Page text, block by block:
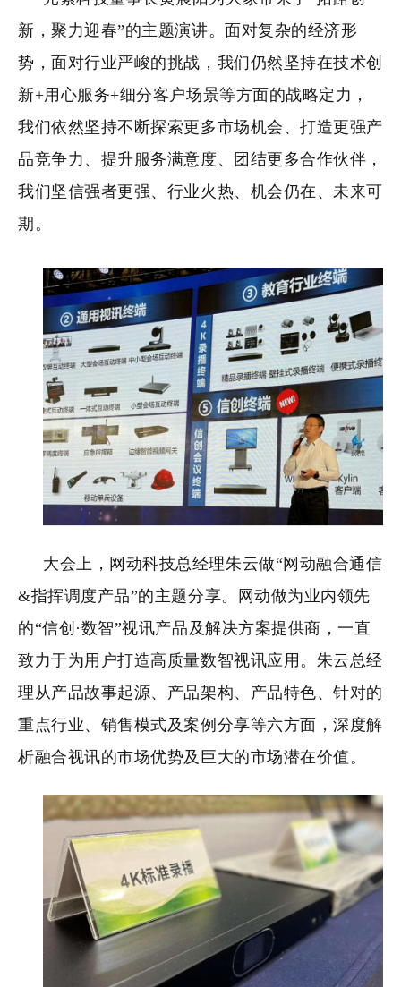
新，聚力迎春”的主题演讲。面对复杂的经济形
势，面对行业严峻的挑战，我们仍然坚持在技术创
新+用心服务+细分客户场景等方面的战略定力，
我们依然坚持不断探索更多市场机会、打造更强产
品竞争力、提升服务满意度、团结更多合作伙伴，
我们坚信强者更强、行业火热、机会仍在、未来可
期。
大会上，网动科技总经理朱云做“网动融合通信
&指挥调度产品”的主题分享。网动做为业内领先
的“信创·数智”视讯产品及解决方案提供商，一直
致力于为用户打造高质量数智视讯应用。 朱云总经
理从产品故事起源、产品架构、产品特色、针对的
重点行业、销售模式及案例分享等六方面，深度解
析融合视讯的市场优势及巨大的市场潜在价值。